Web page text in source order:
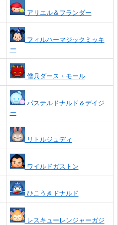
アリエル＆フランダー
フィルハーマジックミッキ
ー
僧兵ダース・モール
パステルドナルド＆デイジ
ー
リトルジュディ
ワイルドガストン
ひこうきドナルド
レスキューレンジャーガジ